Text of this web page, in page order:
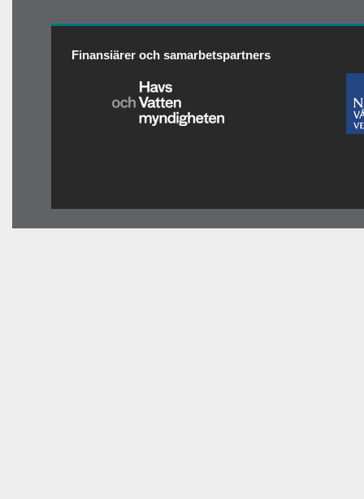
Finansiärer och samarbetspartners